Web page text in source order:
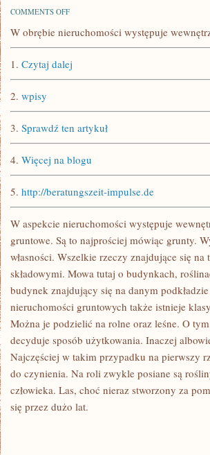
COMMENTS OFFON
WIĘKSZOŚĆ
SPOŁECZEŃSTWA
PRAWO
SOBIE
W obrębie nieruchomości występuje
1. Czytaj dalej
2. wpisy
3. Sprawdź ten artykuł
4. Więcej na blogu
5. http://beratungszeit-impulse.de
W aspekcie nieruchomości występuje
gruntowe. Są to najprościej mówiąc grunty.
własności. Wszelkie rzeczy znajdujące się
składowymi. Mowa tutaj o budynkach,
budynek znajdujący się na danym
nieruchomości gruntowych także istnieje
Można je podzielić na rolne oraz leśne. O
decyduje sposób użytkowania. Inaczej
Najczęściej w takim przypadku na pierwszy
do czynienia. Na roli zwykle posiane są
człowieka. Las, choć nieraz stworzony za
się przez dużo lat.